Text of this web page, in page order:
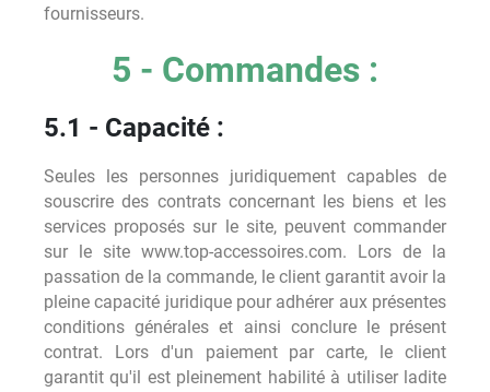
fournisseurs.
5 - Commandes :
5.1 - Capacité :
Seules les personnes juridiquement capables de
souscrire des contrats concernant les biens et les
services proposés sur le site, peuvent commander
sur le site www.top-accessoires.com. Lors de la
passation de la commande, le client garantit avoir la
pleine capacité juridique pour adhérer aux présentes
conditions générales et ainsi conclure le présent
contrat. Lors d'un paiement par carte, le client
garantit qu'il est pleinement habilité à utiliser ladite